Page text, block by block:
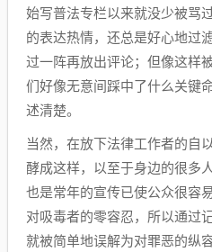
始写普法专栏以来就没少被骂
的表达热情，还总是好心地过
过一阵再放出评论；但像这样
们好像无意间踩中了什么关键
述清楚。
当然，在放下法律工作者的自
酵成这样，以至于身边的很多
也是常年的宣传已使公众很容
对吸毒者的零容忍，所以通过
就被简单地误解为对罪恶的纵